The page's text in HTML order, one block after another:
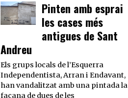
Pinten amb esprai
les cases més
antigues de Sant
Andreu
Els grups locals de l’Esquerra
Independentista, Arran i Endavant,
han vandalitzat amb una pintada la
façana de dues de les